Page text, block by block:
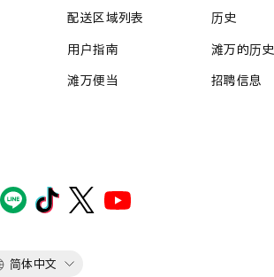
配送区域列表
用户指南
滩万便当
历史
滩万的历史
招聘信息
简体中文